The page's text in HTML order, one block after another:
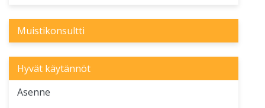
Muistikonsultti
Hyvät käytännöt
Asenne